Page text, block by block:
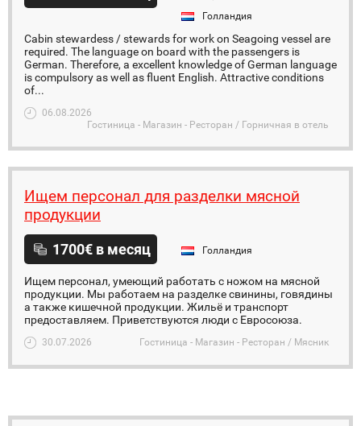
Голландия
Cabin stewardess / stewards for work on Seagoing vessel are
required. The language on board with the passengers is
German. Therefore, a excellent knowledge of German language
is compulsory as well as fluent English. Attractive conditions
of...
06.08.2026
Гостиница - Магазин - Ресторан / Горничная в отель
Ищем персонал для разделки мясной
продукции
1700€ в месяц Голландия
Ищем персонал, умеющий работать с ножом на мясной
продукции. Мы работаем на разделке свинины, говядины
а также кишечной продукции. Жильё и транспорт
предоставляем. Приветствуются люди с Евросоюза.
30.07.2026 Гостиница - Магазин - Ресторан / Мясник